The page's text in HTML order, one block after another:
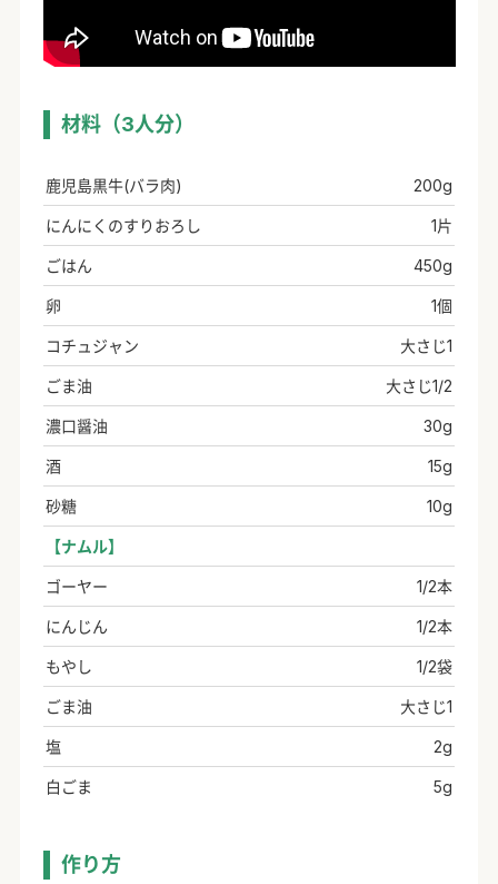
材料（3人分）
鹿児島黒牛(バラ肉) 200g
にんにくのすりおろし 1片
ごはん 450g
卵 1個
コチュジャン 大さじ1
ごま油 大さじ1/2
濃口醤油 30g
酒 15g
砂糖 10g
【ナムル】
ゴーヤー 1/2本
にんじん 1/2本
もやし 1/2袋
ごま油 大さじ1
塩 2g
白ごま 5g
作り方